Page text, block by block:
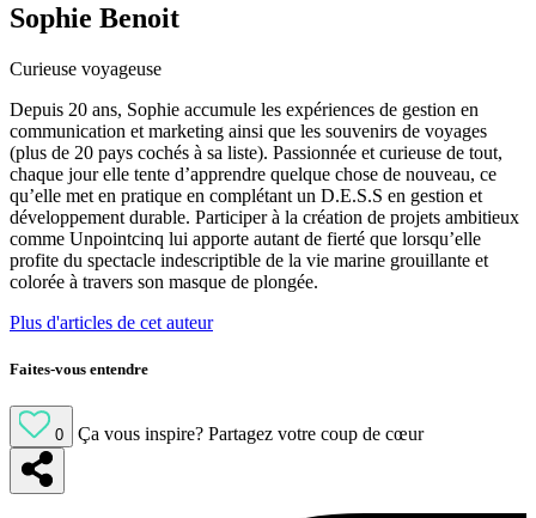
Sophie Benoit
Curieuse voyageuse
Depuis 20 ans, Sophie accumule les expériences de gestion en
communication et marketing ainsi que les souvenirs de voyages
(plus de 20 pays cochés à sa liste). Passionnée et curieuse de tout,
chaque jour elle tente d’apprendre quelque chose de nouveau, ce
qu’elle met en pratique en complétant un D.E.S.S en gestion et
développement durable. Participer à la création de projets ambitieux
comme Unpointcinq lui apporte autant de fierté que lorsqu’elle
profite du spectacle indescriptible de la vie marine grouillante et
colorée à travers son masque de plongée.
Plus d'articles de cet auteur
Faites-vous entendre
0 Ça vous inspire? Partagez votre coup de cœur